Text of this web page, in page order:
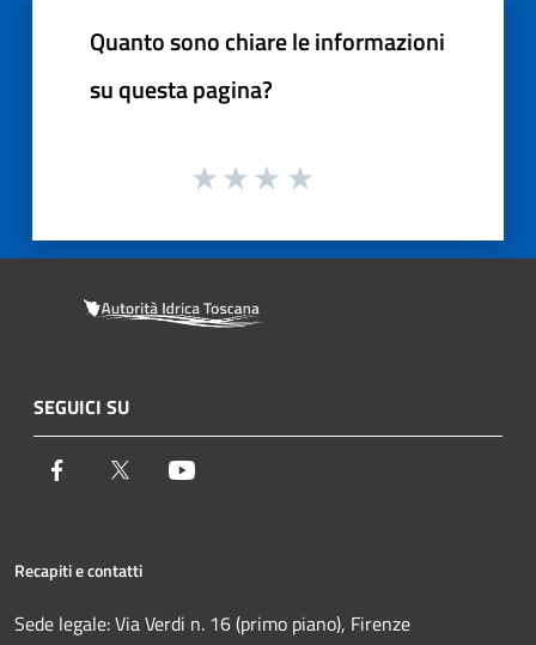
Quanto sono chiare le informazioni
su questa pagina?
SEGUICI SU
Facebook Twitter
Recapiti e contatti
Sede legale: Via Verdi n. 16 (primo piano), Firenze